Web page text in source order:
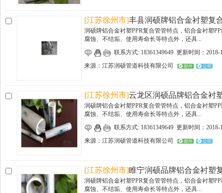
[江苏徐州市]丰县润硕牌铝合金衬塑复
润硕牌铝合金衬塑PPR复合管管特点，铝合金衬塑
腐蚀、不结垢、使用寿命长等特点外，还具...
联系方式: 18361349649 更新时间：2018-
来源： 江苏润硕管道科技有限公司 邮件 公司
[江苏徐州市]云龙区润硕品牌铝合金衬
润硕牌铝合金衬塑PPR复合管管特点，铝合金衬塑
腐蚀、不结垢、使用寿命长等特点外，还具...
联系方式: 18361349649 更新时间：2018-
来源： 江苏润硕管道科技有限公司 邮件 公司
[江苏徐州市]睢宁润硕品牌铝合金衬塑
润硕牌铝合金衬塑PPR复合管管特点，铝合金衬塑
腐蚀、不结垢、使用寿命长等特点外，还具...